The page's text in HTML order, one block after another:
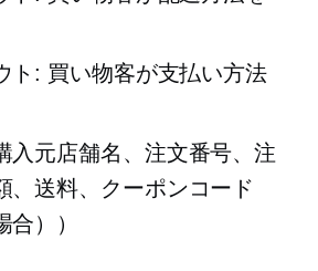
ト: 買い物客が支払い方法
入元店舗名、注文番号、注
、送料、クーポンコード
合））